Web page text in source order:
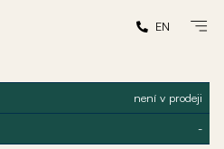
EN
není v prodeji
-